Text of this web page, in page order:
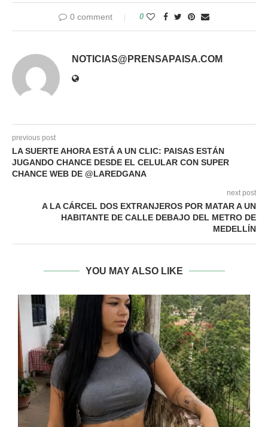
0 comment 0
NOTICIAS@PRENSAPAISA.COM
previous post
LA SUERTE AHORA ESTÁ A UN CLIC: PAISAS ESTÁN
JUGANDO CHANCE DESDE EL CELULAR CON SUPER
CHANCE WEB DE @LAREDGANA
next post
A LA CÁRCEL DOS EXTRANJEROS POR MATAR A UN
HABITANTE DE CALLE DEBAJO DEL METRO DE
MEDELLÍN
YOU MAY ALSO LIKE